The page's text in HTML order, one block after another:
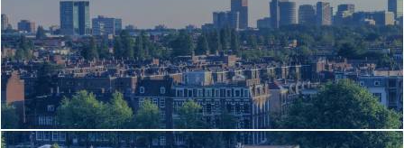
Integrale aanpak gebiedsvisie